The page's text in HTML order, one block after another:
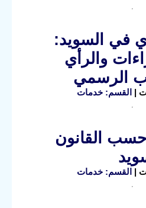
في السويد:
والرأي
الرسمي
القسم: خدمات
القانون
القسم: خدمات